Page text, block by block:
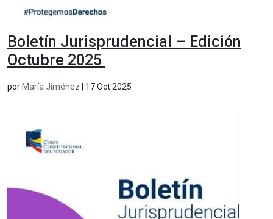
Boletín Jurisprudencial – Edición
Octubre 2025
por María Jiménez 17 Oct 2025